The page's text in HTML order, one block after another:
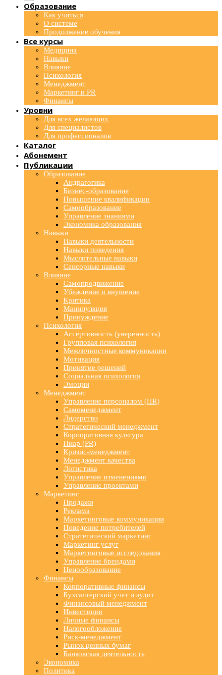
Образование
Как учиться
О системе
Продолжение обучения
Все курсы
Медицина
Навыки
Влияние
Психология
Менеджмент
Маркетинг и PR
Финансы
Уровни
Для всех желающих
Для специалистов
Для профессионалов
Каталог
Абонемент
Публикации
Образование
Андрагогика
Бизнес-образование
Повышение квалификации
Самообразование
Управление знаниями
Экономика образования
Навыки
Навыки деятельности
Навыки поведения
Мыслительные навыки
Сенсорные навыки
Влияние
Самопродвижение
Убеждение и внушение
Критика
Манипуляция
Принуждение
Психология
Ассертивность (уверенность)
Групповая психология
Межличностные коммуникации
Мотивация
Принятие решений
Социальная психология
Эмоции
Менеджмент
Управление персоналом (HR)
Самоменеджмент
Лидерство
Стратегический менеджмент
Корпоративная культура
Пиар (PR)
Кризис-менеджмент
Менеджмент качества
Логистика
Управление изменениями
Управление проектами
Маркетинг
Продажи
Реклама
Маркетинговые коммуникации
Поведение потребителей
Стратегический маркетинг
Маркетинг услуг
Маркетинговые исследования
Управление брендами
Ценообразование
Финансы
Корпоративные финансы
Бухгалтерский учет и аудит
Финансовый менеджмент
Инвестиции
Личные финансы
Налогообложение
Риск-менеджмент
Рынок ценных бумаг
Банковская деятельность
Экономика
Политика